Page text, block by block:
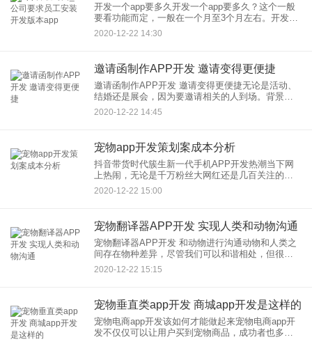
开发一个app要多久开发一个app要多久？这个一般
要看功能而定，一般在一个月至3个月左右。开发
APP，推荐夏日葵电商，开发一个APP要多久还需
要看具体的要求，如果希望更完善一点，更美观一
2020-12-22 14:30
邀请函制作APP开发 邀请变得更便捷
邀请函制作APP开发 邀请变得更便捷无论是活动、
结婚还是展会，因为要邀请相关的人到场。背景、
插图、选择自己喜欢的模板：成千上万款模板供用
户挑选，分类详细，有企业、活动、节假日和个人
2020-12-22 14:45
宠物app开发策划案成本分析
抖音带货时代簇生新一代手机APP开发热潮当下网
上热闹，无论是千万粉丝大网红还是几百关注的个
人小主播，2020年时代变迁，很多传统行业冲击严
重，一个时代的发展，必定带来一个新机遇的突飞
2020-12-22 15:00
宠物翻译器APP开发 实现人类和动物沟通
宠物翻译器APP开发 和动物进行沟通动物和人类之
间存在物种差异，尽管我们可以和谐相处，但很难
做到心意相通，因为语言的隔阂不是那么容易克服
的。宠物翻译器APP开发能通过收集动物的声音，
2020-12-22 15:15
宠物垂直类app开发 商城app开发是这样的
宠物电商app开发该如何才能做起来宠物电商app开
发不仅仅可以让用户买到宠物商品，成功者也多，